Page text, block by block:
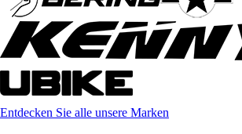
Entdecken Sie alle unsere Marken